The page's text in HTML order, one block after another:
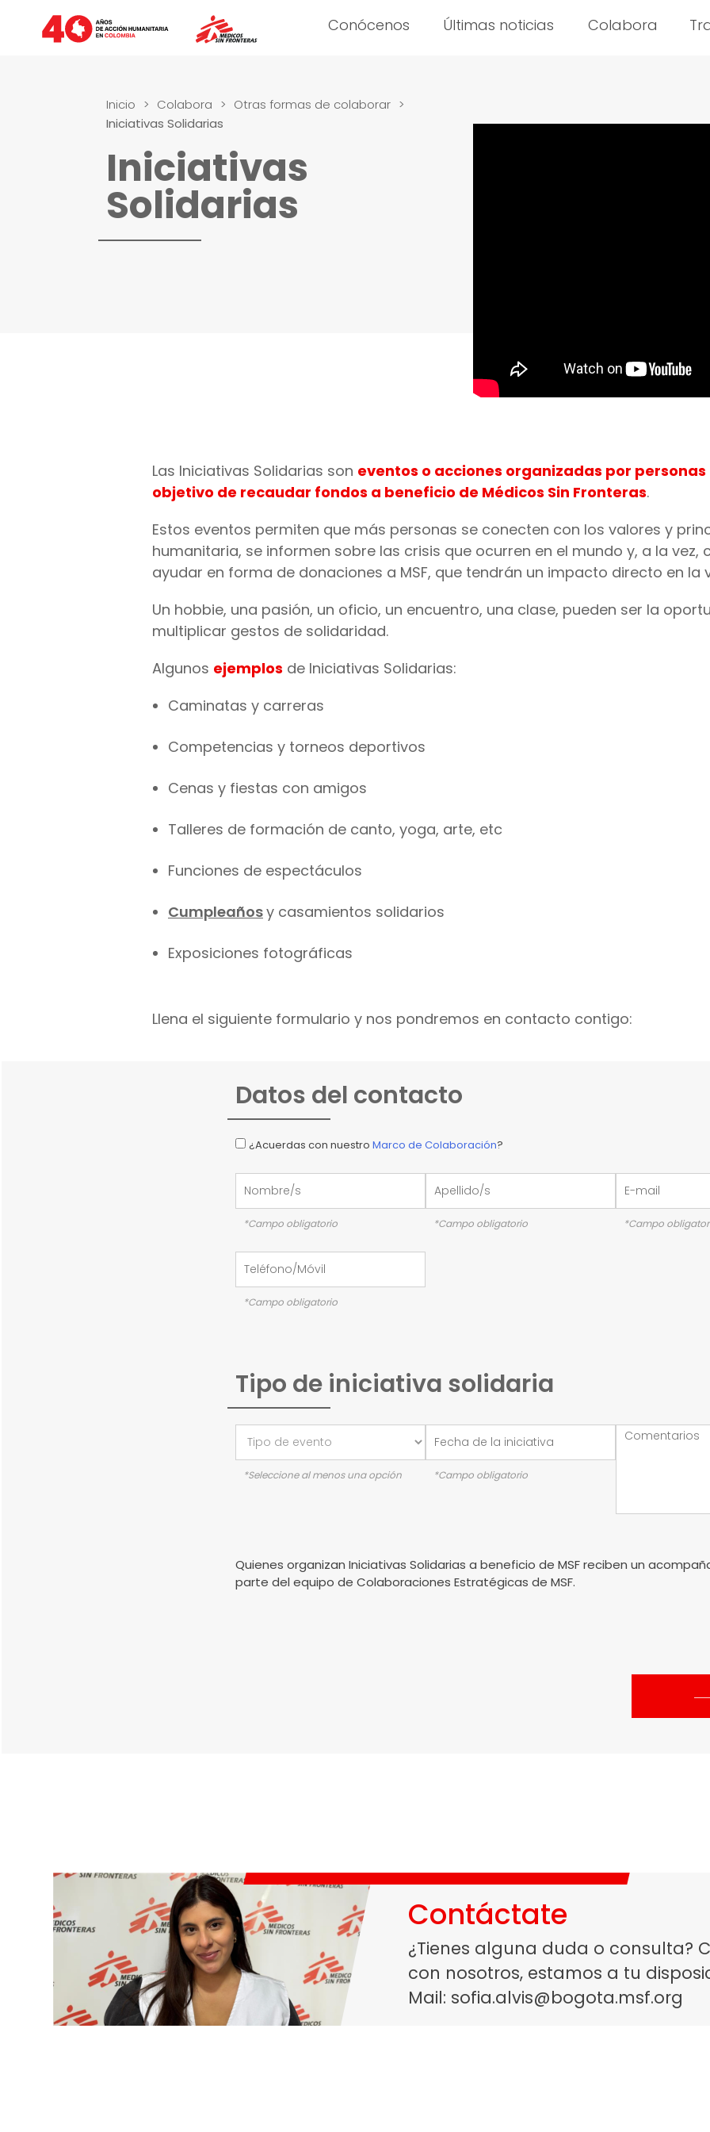
Conócenos Últimas noticias Colabora
Inicio > Colabora > Otras formas de colaborar >
Iniciativas Solidarias
Iniciativas
Solidarias
Las Iniciativas Solidarias son eventos o acciones organizadas por
objetivo de recaudar fondos a beneficio de Médicos Sin Fronteras.
Estos eventos permiten que más personas se conecten con los valores y
humanitaria, se informen sobre las crisis que ocurren en el mundo y, a la vez,
ayudar en forma de donaciones a MSF, que tendrán un impacto directo en la
Un hobbie, una pasión, un oficio, un encuentro, una clase, pueden ser la
multiplicar gestos de solidaridad.
Algunos ejemplos de Iniciativas Solidarias:
Caminatas y carreras
Competencias y torneos deportivos
Cenas y fiestas con amigos
Talleres de formación de canto, yoga, arte, etc
Funciones de espectáculos
Cumpleañosy casamientos solidarios
Exposiciones fotográficas
Llena el siguiente formulario y nos pondremos en contacto contigo:
Datos del contacto
¿Acuerdas con nuestro Marco de Colaboración?
*Campo obligatorio *Campo obligatorio *Campo
*Campo obligatorio
Tipo de iniciativa solidaria
*Seleccione al menos una opción *Campo obligatorio
Quienes organizan Iniciativas Solidarias a beneficio de MSF reciben un
parte del equipo de Colaboraciones Estratégicas de MSF.
Contáctate
¿Tienes alguna duda o consulta?
con nosotros, estamos a tu
Mail: sofia.alvis@bogota.msf.org